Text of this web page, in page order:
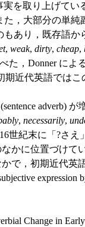
実を取り上げてい
た，大部分の単
あり，既存語
, weak, dirty, cheap,
た，Donner によ
期近代英語では
adverb) が
, necessarily,
世紀末に「?さ
かに位置づけて
で，初期近代英
Change in